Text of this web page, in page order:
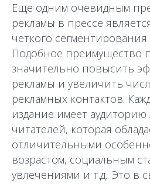
Еще одним очевидным
рекламы в прессе
четкого сегментирования
Подобное преимущество
значительно повысить
рекламы и увеличить
рекламных контактов.
издание имеет
читателей, которая
отличительными
возрастом, социальным
увлечениями и т.д.. Это в